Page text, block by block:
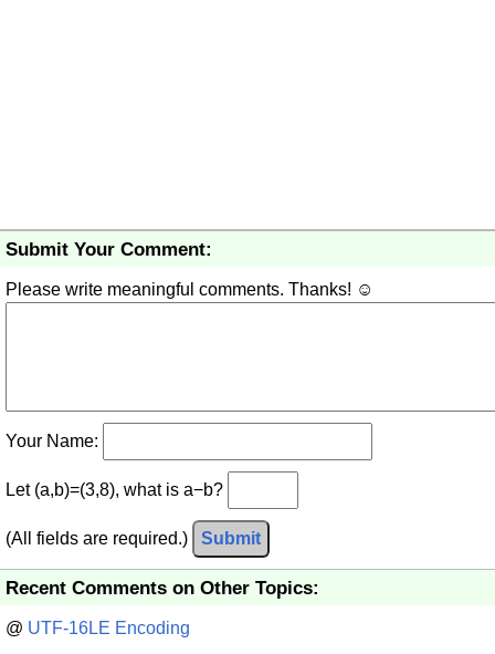
Submit Your Comment:
Please write meaningful comments. Thanks! ☺
Your Name:
Let (a,b)=(3,8), what is a−b?
(All fields are required.) Submit
Recent Comments on Other Topics:
@ UTF-16LE Encoding